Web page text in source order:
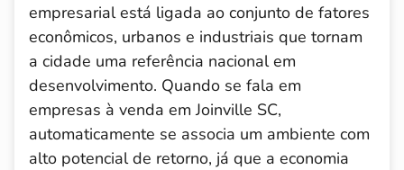
empresarial está ligada ao conjunto de fatores
econômicos, urbanos e industriais que tornam
a cidade uma referência nacional em
desenvolvimento. Quando se fala em
empresas à venda em Joinville SC,
automaticamente se associa um ambiente com
alto potencial de retorno, já que a economia